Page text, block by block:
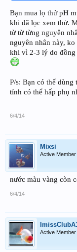
Bạn mua lọ thử pH
khi đã lọc xem thử.
từ từ từng nguyên
nguyên nhân này,
khi vì 2-3 lý do đồng
P/s: Bạn có thể
tính có thể hấp phụ
6/4/14
Mixsi
Active Member
nước màu vàng còn
6/4/14
Active Member